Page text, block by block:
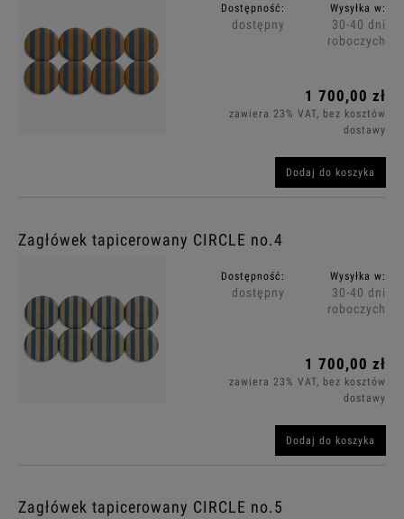
Dostępność:
dostępny
Wysyłka w:
30-40 dni
roboczych
1 700,00 zł
zawiera 23% VAT, bez kosztów
dostawy
Dodaj do koszyka
Zagłówek tapicerowany CIRCLE no.4
Dostępność:
dostępny
Wysyłka w:
30-40 dni
roboczych
1 700,00 zł
zawiera 23% VAT, bez kosztów
dostawy
Dodaj do koszyka
Zagłówek tapicerowany CIRCLE no.5